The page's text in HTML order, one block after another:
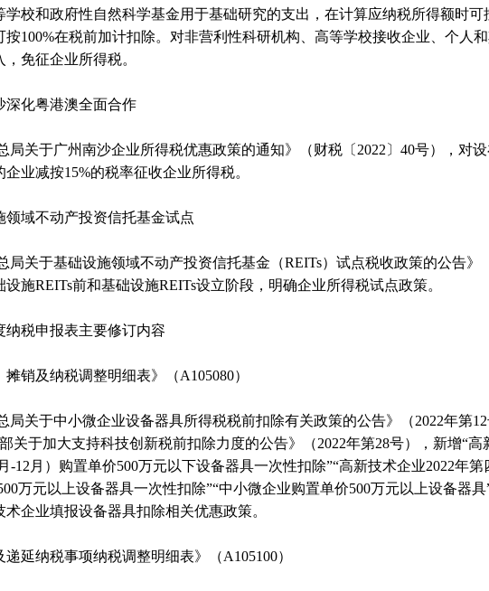
学校和政府性自然科学基金用于基础研究的支出，在计算应纳税所得额时可
按100%在税前加计扣除。对非营利性科研机构、高等学校接收企业、个人
免征企业所得税。
深化粤港澳全面合作
局关于广州南沙企业所得税优惠政策的通知》（财税〔2022〕40号），对
业减按15%的税率征收企业所得税。
领域不动产投资信托基金试点
局关于基础设施领域不动产投资信托基金（REITs）试点税收政策的公告》
施REITs前和基础设施REITs设立阶段，明确企业所得税试点政策。
纳税申报表主要修订内容
摊销及纳税调整明细表》（A105080）
局关于中小微企业设备器具所得税税前扣除有关政策的公告》（2022年第
关于加大支持科技创新税前扣除力度的公告》（2022年第28号），新增“高
-12月）购置单价500万元以下设备器具一次性扣除”“高新技术企业2022年第
万元以上设备器具一次性扣除”“中小微企业购置单价500万元以上设备器
企业填报设备器具扣除相关优惠政策。
递延纳税事项纳税调整明细表》（A105100）